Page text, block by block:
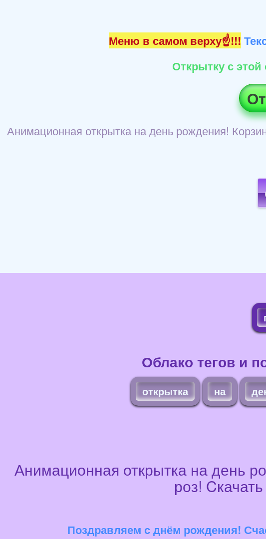
Меню в самом верху☝!!!
Открытку с
Анимационная открытка на день рождения!
Облако тегов и
открытка на
Анимационная открытка на день
роз!
Поздравляем с днём рождения!